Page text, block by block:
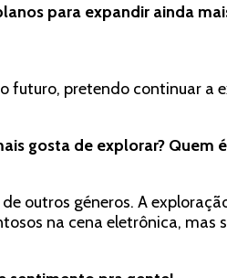
para expandir ainda
futuro, pretendo continuar a
gosta de explorar? Quem
outros géneros. A
na cena eletrônica, mas